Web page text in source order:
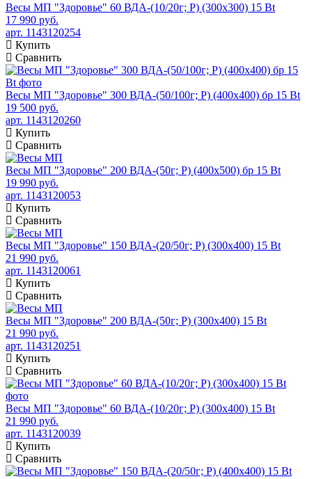
Весы МП "Здоровье" 60 ВДА-(10/20г; Р) (300х300) 15 Bt
17 990 руб.
арт. 1143120254
Купить
Сравнить
Весы МП "Здоровье" 300 ВДА-(50/100г; Р) (400х400) бр 15 Bt
19 500 руб.
арт. 1143120260
Купить
Сравнить
Весы МП "Здоровье" 200 ВДА-(50г; Р) (400х500) бр 15 Bt
19 990 руб.
арт. 1143120053
Купить
Сравнить
Весы МП "Здоровье" 150 ВДА-(20/50г; Р) (300х400) 15 Bt
21 990 руб.
арт. 1143120061
Купить
Сравнить
Весы МП "Здоровье" 200 ВДА-(50г; Р) (300х400) 15 Bt
21 990 руб.
арт. 1143120251
Купить
Сравнить
Весы МП "Здоровье" 60 ВДА-(10/20г; Р) (300х400) 15 Bt
21 990 руб.
арт. 1143120039
Купить
Сравнить